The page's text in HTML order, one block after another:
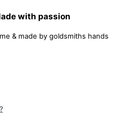
with passion
& made by goldsmiths hands